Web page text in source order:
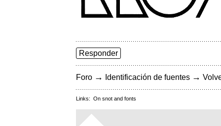
Responder
Foro → Identificación de fuentes →
Links: On snot and fonts